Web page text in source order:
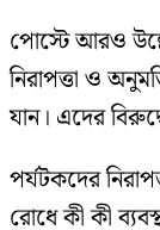
পোস্টে আরও
নিরাপত্তা ও
যান। এদের
পর্যটকদের
রোধে কী কী